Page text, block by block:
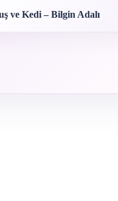
ve Kedi – Bilgin Adalı